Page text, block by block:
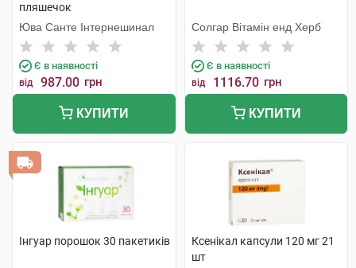
пляшечок
Юва Санте Інтернешинал
Є в наявності
від 987.00 грн
КУПИТИ
Солгар Вітамін енд Херб
Є в наявності
від 1116.70 грн
КУПИТИ
Інгуар порошок 30 пакетиків
Ксенікал капсули 120 мг 21
шт